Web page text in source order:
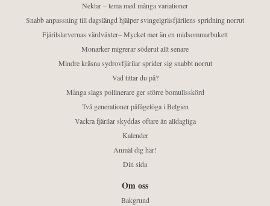
Nektar – tema med många variationer
Snabb anpassning till dagslängd hjälper svingelgräsfjärilens spridning norrut
Fjärilslarvernas värdväxter– Mycket mer än en midsommarbukett
Monarker migrerar söderut allt senare
Mindre kräsna sydrovfjärilar sprider sig snabbt norrut
Vad tittar du på?
Många slags pollinerare ger större bomullsskörd
Två generationer påfågelöga i Belgien
Vackra fjärilar skyddas oftare än alldagliga
Kalender
Anmäl dig här!
Din sida
Om oss
Bakgrund